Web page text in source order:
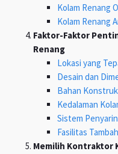
Kolam Renang
Kolam Renang
Faktor-Faktor
Renang
Lokasi yang
Desain dan
Bahan
Kedalaman
Sistem
Fasilitas
Memilih Kontraktor